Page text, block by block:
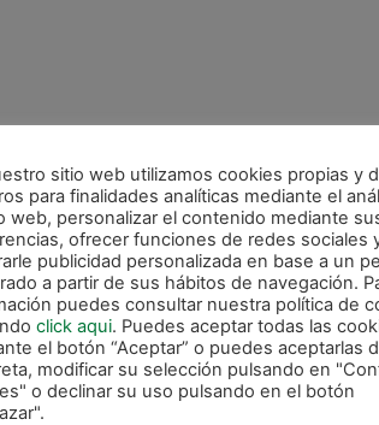
Miguel Hernández es el hombre escogido para liderar a Osasuna Magna en el banquillo
sitio web utilizamos cookies propias y
para finalidades analíticas mediante el
web, personalizar el contenido mediante
ofrecer funciones de redes sociales
publicidad personalizada en base a un
a partir de sus hábitos de navegación.
puedes consultar nuestra política de
click aqui. Puedes aceptar todas las
el botón “Aceptar” o puedes aceptarlas
modificar su selección pulsando en
o declinar su uso pulsando en el botón